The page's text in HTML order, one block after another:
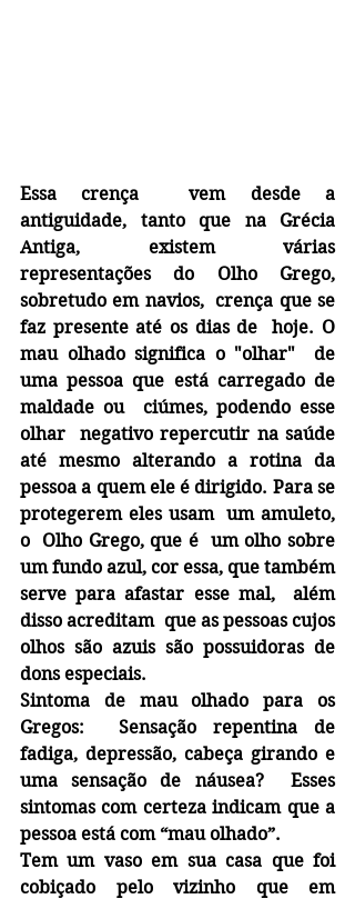
Essa crença  vem desde a
antiguidade, tanto que na Grécia
Antiga, existem várias
representações do Olho Grego,
sobretudo em navios,  crença que se
faz presente até os dias de  hoje. O
mau olhado significa o "olhar"  de
uma pessoa que está carregado de
maldade ou  ciúmes, podendo esse
olhar  negativo repercutir na saúde
até mesmo alterando a rotina da
pessoa a quem ele é dirigido. Para se
protegerem eles usam  um amuleto,
o  Olho Grego, que é  um olho sobre
um fundo azul, cor essa, que também
serve para afastar esse mal,  além
disso acreditam  que as pessoas cujos
olhos são azuis são possuidoras de
dons especiais.
Sintoma de mau olhado para os
Gregos:  Sensação repentina de
fadiga, depressão, cabeça girando e
uma sensação de náusea?  Esses
sintomas com certeza indicam que a
pessoa está com “mau olhado”.
Tem um vaso em sua casa que foi
cobiçado pelo vizinho que em